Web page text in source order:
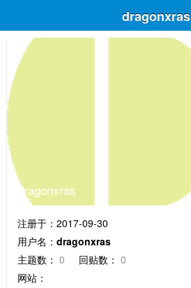
dragonxras
dragonxras
注册于：2017-09-30
用户名： dragonxras
主题数： 0 回贴数： 0
网站：